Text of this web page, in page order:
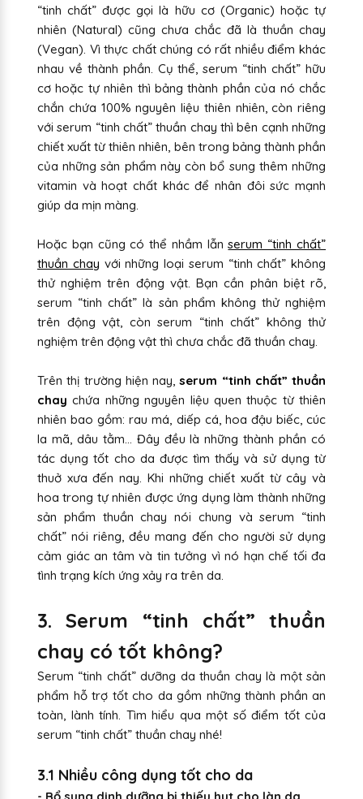
“tinh chất” được gọi là hữu cơ (Organic) hoặc tự
nhiên (Natural) cũng chưa chắc đã là thuần chay
(Vegan). Vì thực chất chúng có rất nhiều điểm khác
nhau về thành phần. Cụ thể, serum “tinh chất” hữu
cơ hoặc tự nhiên thì bảng thành phần của nó chắc
chắn chứa 100% nguyên liệu thiên nhiên, còn riêng
với serum “tinh chất” thuần chay thì bên cạnh những
chiết xuất từ thiên nhiên, bên trong bảng thành phần
của những sản phẩm này còn bổ sung thêm những
vitamin và hoạt chất khác để nhân đôi sức mạnh
giúp da mịn màng.
Hoặc bạn cũng có thể nhầm lẫnserum “tinh chất”
thuần chay với những loại serum “tinh chất” không
thử nghiệm trên động vật. Bạn cần phân biệt rõ,
serum “tinh chất” là sản phẩm không thử nghiệm
trên động vật, còn serum “tinh chất” không thử
nghiệm trên động vật thì chưa chắc đã thuần chay.
Trên thị trường hiện nay,serum “tinh chất” thuần
chay chứa những nguyên liệu quen thuộc từ thiên
nhiên bao gồm: rau má, diếp cá, hoa đậu biếc, cúc
la mã, dâu tằm… Đây đều là những thành phần có
tác dụng tốt cho da được tìm thấy và sử dụng từ
thuở xưa đến nay. Khi những chiết xuất từ cây và
hoa trong tự nhiên được ứng dụng làm thành những
sản phẩm thuần chay nói chung và serum “tinh
chất” nói riêng, đều mang đến cho người sử dụng
cảm giác an tâm và tin tưởng vì nó hạn chế tối đa
tình trạng kích ứng xảy ra trên da.
3. Serum “tinh chất” thuần
chay có tốt không?
Serum “tinh chất” dưỡng da thuần chay là một sản
phẩm hỗ trợ tốt cho da gồm những thành phần an
toàn, lành tính. Tìm hiểu qua một số điểm tốt của
serum “tinh chất” thuần chay nhé!
3.1 Nhiều công dụng tốt cho da